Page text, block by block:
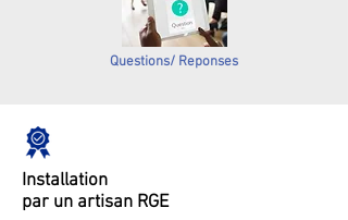
Questions/ Reponses
Installation
par un artisan RGE